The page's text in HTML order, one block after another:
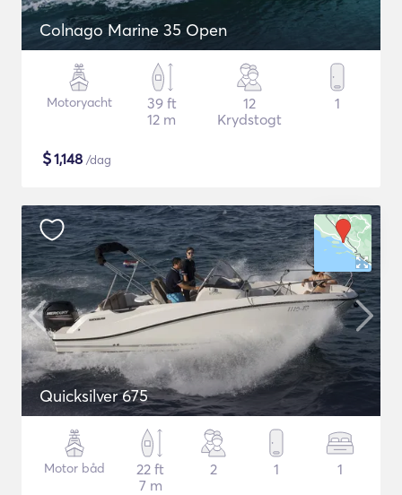
Colnago Marine 35 Open
Motoryacht
39 ft
12 m
12
Krydstogt
1
$1,148 /dag
Quicksilver 675
Motor båd
22 ft
7 m
2 1 1